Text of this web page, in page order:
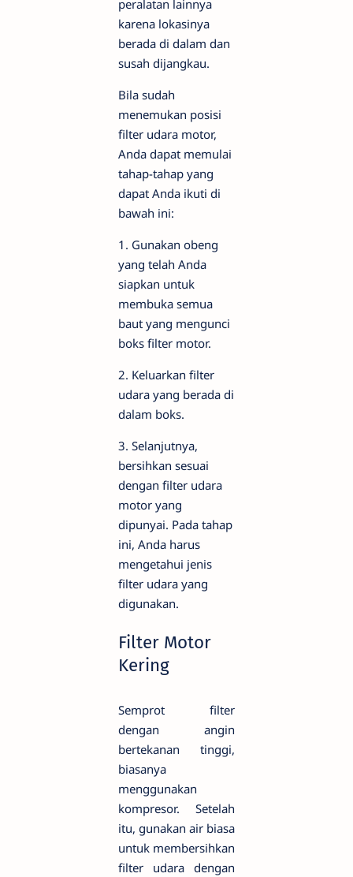
peralatan lainnya
karena lokasinya
berada di dalam dan
susah dijangkau.
Bila sudah
menemukan posisi
filter udara motor,
Anda dapat memulai
tahap-tahap yang
dapat Anda ikuti di
bawah ini:
1. Gunakan obeng
yang telah Anda
siapkan untuk
membuka semua
baut yang mengunci
boks filter motor.
2. Keluarkan filter
udara yang berada di
dalam boks.
3. Selanjutnya,
bersihkan sesuai
dengan filter udara
motor yang
dipunyai. Pada tahap
ini, Anda harus
mengetahui jenis
filter udara yang
digunakan.
Filter Motor
Kering
Semprot filter
dengan angin
bertekanan tinggi,
biasanya
menggunakan
kompresor. Setelah
itu, gunakan air biasa
untuk membersihkan
filter udara dengan